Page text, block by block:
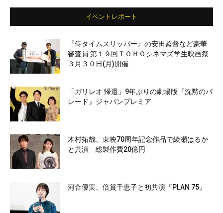
イベントレポート
『侍タイムスリッパー』の安田監督など豪華
審査員 第１９回ＴＯＨＯシネマズ学生映画祭
３月３０日(月)開催
「ガリレオ 帰還」9年ぶりの劇場版『沈黙のパ
レード』ジャパンプレミア
木村拓哉、東映70周年記念作品で綾瀬はるか
と共演 総製作費20億円
河合優実、倍賞千恵子と初共演『PLAN 75』